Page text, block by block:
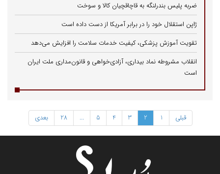
ضربه پلیس بندرلنگه به قاچاقچیان کالا و سوخت
ژاپن استقلال خود را در برابر آمریکا از دست داده است
تقویت آموزش پزشکی، کیفیت خدمات سلامت را افزایش می‌دهد
انقلاب مشروطه نماد بیداری، آزادی‌خواهی و قانون‌مداری ملت ایران
است
قبلی 1
2
3
4
5
...
28 بعدی